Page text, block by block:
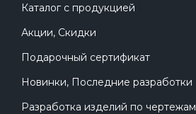
Каталог с продукцией
Акции, Скидки
Подарочный сертификат
Новинки, Последние разработки
Разработка изделий по чертежам